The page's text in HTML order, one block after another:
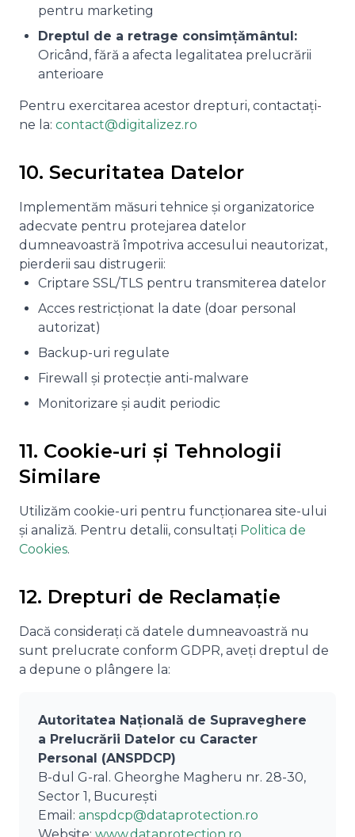
pentru marketing
Dreptul de a retrage consimțământul:
Oricând, fără a afecta legalitatea prelucrării
anterioare
Pentru exercitarea acestor drepturi, contactați-
ne la: contact@digitalizez.ro
10. Securitatea Datelor
Implementăm măsuri tehnice și organizatorice
adecvate pentru protejarea datelor
dumneavoastră împotriva accesului neautorizat,
pierderii sau distrugerii:
Criptare SSL/TLS pentru transmiterea datelor
Acces restricționat la date (doar personal
autorizat)
Backup-uri regulate
Firewall și protecție anti-malware
Monitorizare și audit periodic
11. Cookie-uri și Tehnologii
Similare
Utilizăm cookie-uri pentru funcționarea site-ului
și analiză. Pentru detalii, consultați Politica de
Cookies.
12. Drepturi de Reclamație
Dacă considerați că datele dumneavoastră nu
sunt prelucrate conform GDPR, aveți dreptul de
a depune o plângere la:
Autoritatea Națională de Supraveghere
a Prelucrării Datelor cu Caracter
Personal (ANSPDCP)
B-dul G-ral. Gheorghe Magheru nr. 28-30,
Sector 1, București
Email: anspdcp@dataprotection.ro